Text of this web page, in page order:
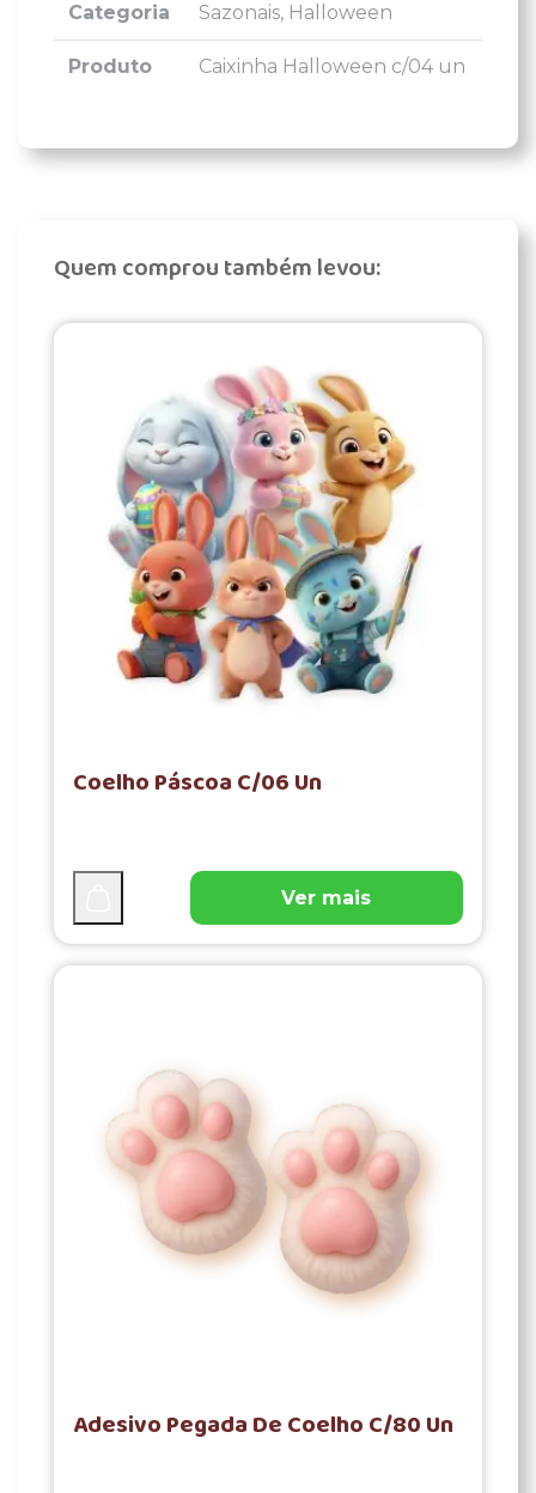
Categoria Sazonais, Halloween
Produto Caixinha Halloween c/04 un
Quem comprou também levou:
Coelho Páscoa C/06 Un
Ver mais
Adesivo Pegada De Coelho C/80 Un